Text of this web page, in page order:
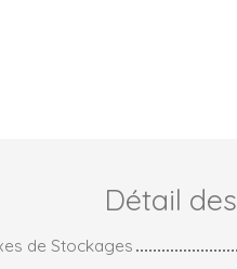
Détail des
de Stockages